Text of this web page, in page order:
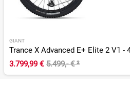
GIANT
3.799,99 € 5.499,- €²